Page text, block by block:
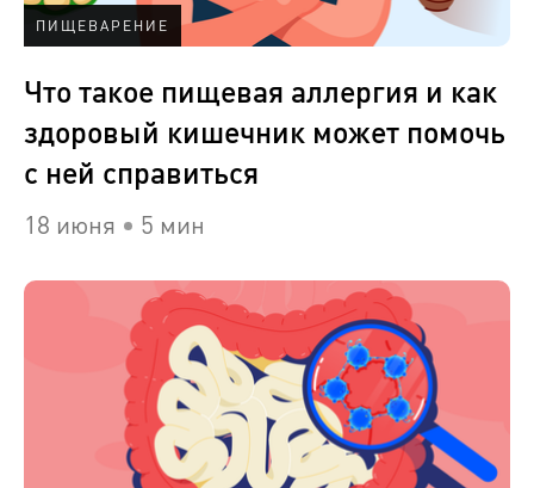
ПИЩЕВАРЕНИЕ
Что такое пищевая аллергия и как
здоровый кишечник может помочь
с ней справиться
18 июня 5 мин